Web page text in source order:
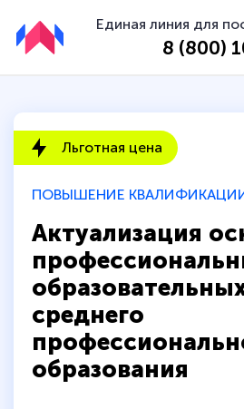
Единая линия для
8 (800)
ПОВЫШЕНИЕ
Актуализация
среднего
образования
Льготная цена